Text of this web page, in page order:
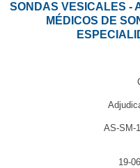
SONDAS VESICALES -
MÉDICOS DE
AS-SM-
19-